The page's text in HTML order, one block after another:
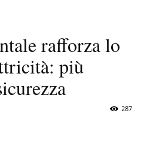
rafforza lo
più
287